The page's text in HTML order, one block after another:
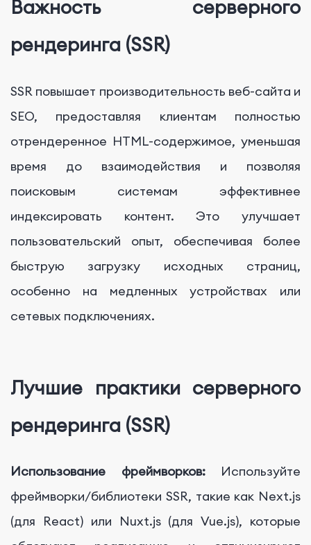
Важность серверного
рендеринга (SSR)
SSR повышает производительность веб-сайта и
SEO, предоставляя клиентам полностью
отрендеренное HTML-содержимое, уменьшая
время до взаимодействия и позволяя
поисковым системам эффективнее
индексировать контент. Это улучшает
пользовательский опыт, обеспечивая более
быструю загрузку исходных страниц,
особенно на медленных устройствах или
сетевых подключениях.
Лучшие практики серверного
рендеринга (SSR)
Использование фреймворков:Используйте
фреймворки/библиотеки SSR, такие как Next.js
(для React) или Nuxt.js (для Vue.js), которые